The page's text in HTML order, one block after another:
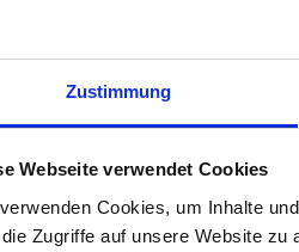
Zustimmung
Webseite verwendet Cookies
Cookies, um Inhalte
die Zugriffe auf unsere Website
dringend diesen sicher
die
oftmals eine
Rückzahlung richtet sich
lediglich den
getroffen, die